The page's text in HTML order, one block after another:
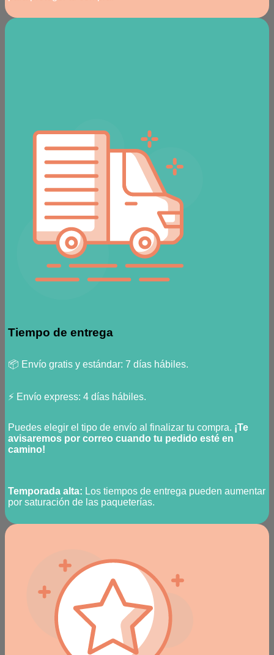
Tiempo de entrega
📦 Envío gratis y estándar: 7 días hábiles.
⚡ Envío express: 4 días hábiles.
Puedes elegir el tipo de envío al finalizar tu compra. ¡Te
avisaremos por correo cuando tu pedido esté en
camino!
Temporada alta: Los tiempos de entrega pueden aumentar
por saturación de las paqueterías.